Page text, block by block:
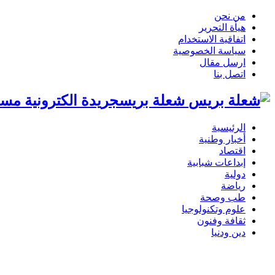
من نحن
هيأة التحرير
اتفاقية الاستخدام
سياسة الخصوصية
ارسل مقال
اتصل بنا
شعلة بريسجريدة الكترونية
الرئيسية
أخبار وطنية
اقتصاد
إبداعات شبابية
دولية
رياضة
طب وصحة
علوم وتكنولوجيا
ثقافة وفنون
دين ودنيا